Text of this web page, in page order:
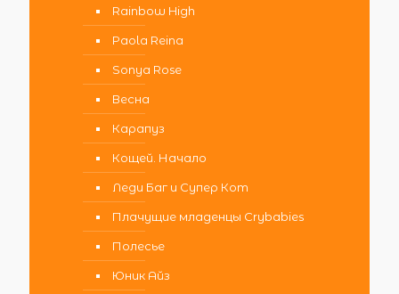
Rainbow High
Paola Reina
Sonya Rose
Весна
Карапуз
Кощей. Начало
Леди Баг и Супер Кот
Плачущие младенцы Crybabies
Полесье
Юник Айз